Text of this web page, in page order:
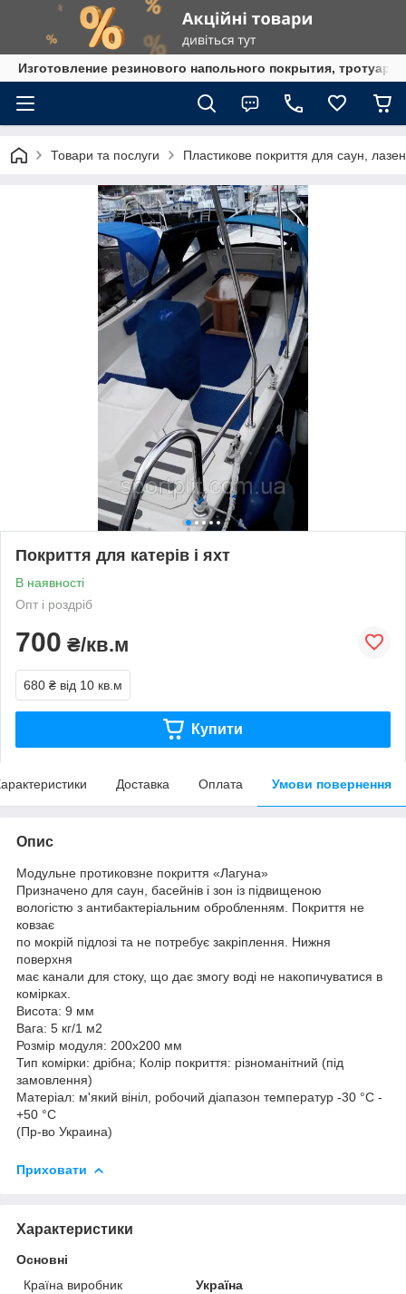
Изготовление резинового напольного покрытия,
Товари та послуги Пластикове покриття для саун,
Покриття для катерів і яхт
В наявності
Опт і роздріб
700 ₴/кв.м
680 ₴ від 10 кв.м
Купити
Доставка Оплата Умови повернення
Опис
Модульне протиковзне покриття «Лагуна»
Призначено для саун, басейнів і зон із підвищеною
вологістю з антибактеріальним обробленням. Покриття не
ковзає
по мокрій підлозі та не потребує закріплення. Нижня
поверхня
має канали для стоку, що дає змогу воді не накопичуватися в
комірках.
Висота: 9 мм
Вага: 5 кг/1 м2
Розмір модуля: 200х200 мм
Тип комірки: дрібна; Колір покриття: різноманітний (під
замовлення)
Матеріал: м'який вініл, робочий діапазон температур -30 °C -
+50 °C
(Пр-во Украина)
Приховати
Характеристики
Основні
Країна виробник
Україна